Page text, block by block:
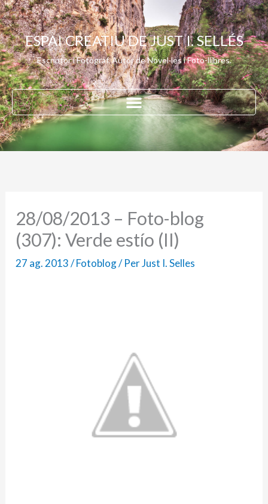
Vés
al
contingutESPAI CREATIU DE JUST I. SELLÉS
Escriptor i Fotògraf. Autor de Novel·les i Foto-llibres.
28/08/2013 – Foto-blog
(307): Verde estío (II)
27 ag. 2013/Fotoblog/ PerJust I. Selles